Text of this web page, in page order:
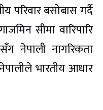
परिवार बसोबास गर्दै
सीमा वारिपारि
नेपाली नागरिकता
भारतीय आधार